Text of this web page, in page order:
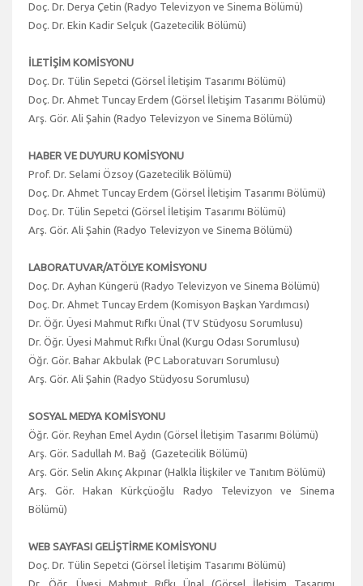
Doç. Dr. Derya Çetin (Radyo Televizyon ve Sinema Bölümü)
Doç. Dr. Ekin Kadir Selçuk (Gazetecilik Bölümü)
İLETİŞİM KOMİSYONU
Doç. Dr. Tülin Sepetci (Görsel İletişim Tasarımı Bölümü)
Doç. Dr. Ahmet Tuncay Erdem (Görsel İletişim Tasarımı Bölümü)
Arş. Gör. Ali Şahin (Radyo Televizyon ve Sinema Bölümü)
HABER VE DUYURU KOMİSYONU
Prof. Dr. Selami Özsoy (Gazetecilik Bölümü)
Doç. Dr. Ahmet Tuncay Erdem (Görsel İletişim Tasarımı Bölümü)
Doç. Dr. Tülin Sepetci (Görsel İletişim Tasarımı Bölümü)
Arş. Gör. Ali Şahin (Radyo Televizyon ve Sinema Bölümü)
LABORATUVAR/ATÖLYE KOMİSYONU
Doç. Dr. Ayhan Küngerü (Radyo Televizyon ve Sinema Bölümü)
Doç. Dr. Ahmet Tuncay Erdem (Komisyon Başkan Yardımcısı)
Dr. Öğr. Üyesi Mahmut Rıfkı Ünal (TV Stüdyosu Sorumlusu)
Dr. Öğr. Üyesi Mahmut Rıfkı Ünal (Kurgu Odası Sorumlusu)
Öğr. Gör. Bahar Akbulak (PC Laboratuvarı Sorumlusu)
Arş. Gör. Ali Şahin (Radyo Stüdyosu Sorumlusu)
SOSYAL MEDYA KOMİSYONU
Öğr. Gör. Reyhan Emel Aydın (Görsel İletişim Tasarımı Bölümü)
Arş. Gör. Sadullah M. Bağ (Gazetecilik Bölümü)
Arş. Gör. Selin Akınç Akpınar (Halkla İlişkiler ve Tanıtım Bölümü)
Arş. Gör. Hakan Kürkçüoğlu Radyo Televizyon ve Sinema
Bölümü)
WEB SAYFASI GELİŞTİRME KOMİSYONU
Doç. Dr. Tülin Sepetci (Görsel İletişim Tasarımı Bölümü)
Dr. Öğr. Üyesi Mahmut Rıfkı Ünal (Görsel İletişim Tasarımı